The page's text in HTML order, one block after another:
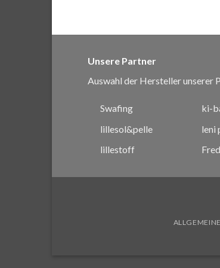
Unsere Partner
Auswahl der Hersteller unserer
Swafing
lillesol&pelle
lillestoff
ki-
leni